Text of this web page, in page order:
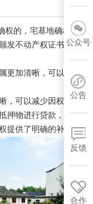
的，宅基地确权对于
发不动产权证书，明
更加清晰，可以有效
，可以减少因权属不
押物进行贷款，农民
提供了明确的补偿依
公众号
公告
反馈
合作